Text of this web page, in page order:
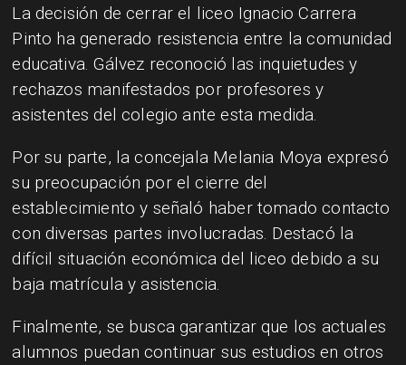
La decisión de cerrar el liceo Ignacio Carrera
Pinto ha generado resistencia entre la comunidad
educativa. Gálvez reconoció las inquietudes y
rechazos manifestados por profesores y
asistentes del colegio ante esta medida.
Por su parte, la concejala Melania Moya expresó
su preocupación por el cierre del
establecimiento y señaló haber tomado contacto
con diversas partes involucradas. Destacó la
difícil situación económica del liceo debido a su
baja matrícula y asistencia.
Finalmente, se busca garantizar que los actuales
alumnos puedan continuar sus estudios en otros